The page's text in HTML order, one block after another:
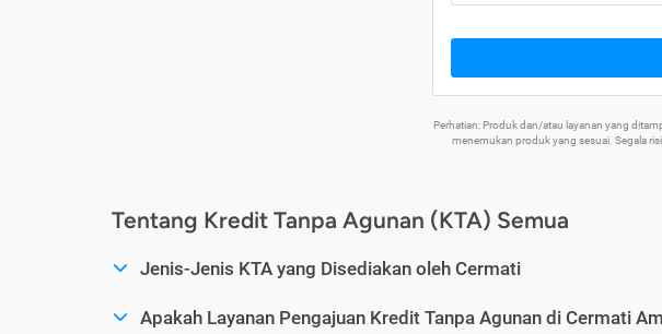
Perhatian: Produk dan/atau layanan yang
menemukan produk yang sesuai. Segala
Tentang Kredit Tanpa Agunan (KTA) Semua
Jenis-Jenis KTA yang Disediakan oleh Cermati
Apakah Layanan Pengajuan Kredit Tanpa Agunan di Cermati